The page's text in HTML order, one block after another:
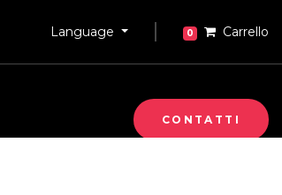
Language 0 Carrello
CONTATTI